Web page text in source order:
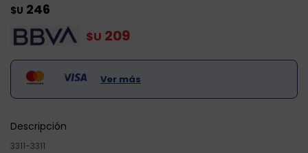
$U 246
$U 209
Ver más
Descripción
3311-3311